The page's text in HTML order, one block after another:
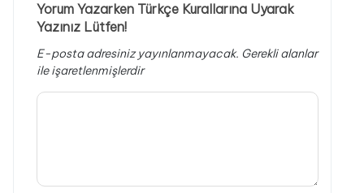
Yorum Yazarken Türkçe Kurallarına Uyarak
Yazınız Lütfen!
E-posta adresiniz yayınlanmayacak. Gerekli alanlar
ile işaretlenmişlerdir